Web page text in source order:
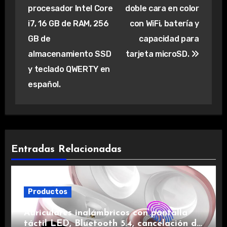
entradas
procesador Intel Core
i7, 16 GB de RAM, 256
GB de
almacenamiento SSD
y teclado QWERTY en
español.
doble cara en color
con WiFi, batería y
capacidad para
tarjeta microSD.
Entradas Relacionadas
Productos
Auriculares inalámbricos con pantalla
táctil LED, Bluetooth 5.4, cancelación de